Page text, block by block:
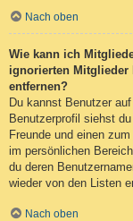
Nach oben
Wie kann ich
ignorierten Mitglieder
entfernen?
Du kannst Benutzer
Benutzerprofil siehst
Freunde und einen
im persönlichen
du deren
wieder von den Listen
Nach oben